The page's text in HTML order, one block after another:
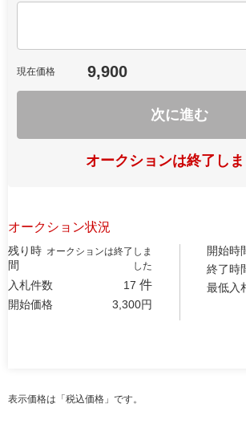
現在価格 9,900
次に進む
オークションは終了し
オークション状況
残り時
間
オークションは終了しま
した
入札件数 17 件
開始価格 3,300円
開始時
終了時
最低入
表示価格は「税込価格」です。